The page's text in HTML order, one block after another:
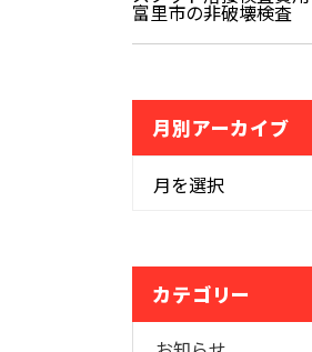
富里市の非破壊検査
月別アーカイブ
月を選択
カテゴリー